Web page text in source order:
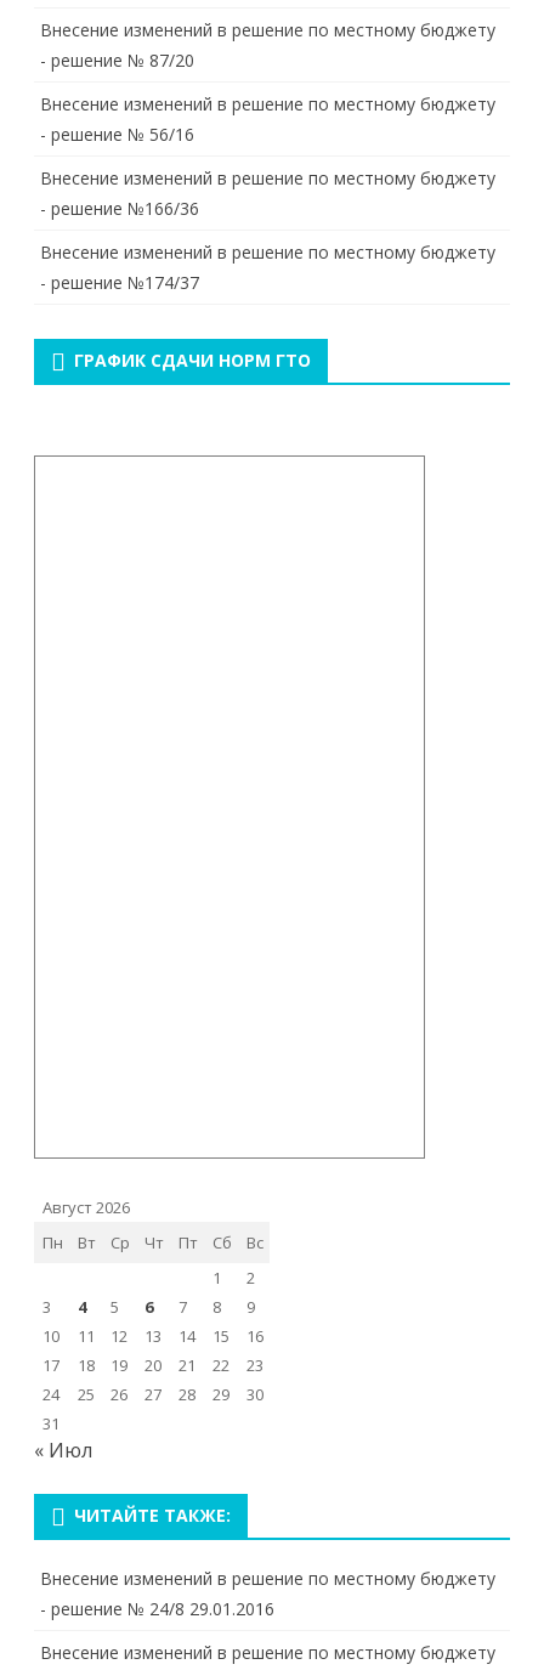
Внесение изменений в решение по местному бюджету
- решение № 87/20
Внесение изменений в решение по местному бюджету
- решение № 56/16
Внесение изменений в решение по местному бюджету
- решение №166/36
Внесение изменений в решение по местному бюджету
- решение №174/37
ГРАФИК СДАЧИ НОРМ ГТО
Август 2026
Пн
Вт Ср Чт Пт Сб
Вс
1
2
3
4 5 6 7 8
9
10
11 12 13 14 15
16
17
18 19 20 21 22
23
24
25 26 27 28 29
30
31
« Июл
ЧИТАЙТЕ ТАКЖЕ:
Внесение изменений в решение по местному бюджету
- решение № 24/8 29.01.2016
Внесение изменений в решение по местному бюджету